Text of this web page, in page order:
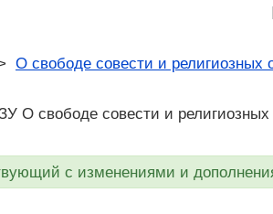
О свободе совести и религиозных
О свободе совести и
с изменениями и